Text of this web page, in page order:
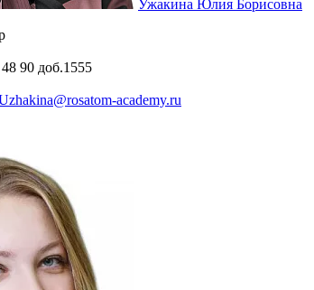
Ужакина Юлия Борисовна
90 доб.1555
academy.ru